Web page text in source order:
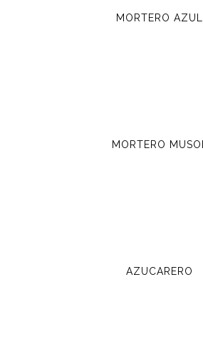
MORTERO AZUL
MORTERO MUSOL
AZUCARERO